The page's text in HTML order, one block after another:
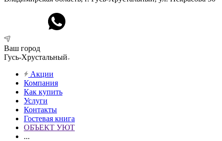
Ваш город
Гусь-Хрустальный
Акции
Компания
Как купить
Услуги
Контакты
Гостевая книга
ОБЪЕКТ УЮТ
...